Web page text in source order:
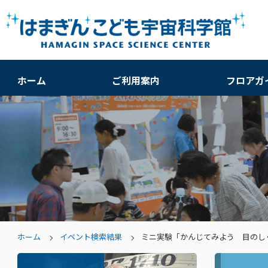
ホーム ご利用案内 フロアガ
ホーム イベント検索結果 ミニ実験「かんじてみよう 目のし